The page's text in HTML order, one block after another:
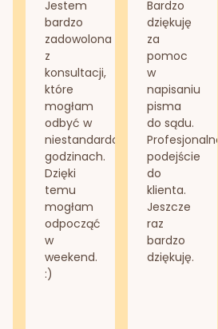
Jestem
bardzo
zadowolona
z
konsultacji,
które
mogłam
odbyć w
niestandardowych
godzinach.
Dzięki
temu
mogłam
odpocząć
w
weekend.
:)
Bardzo
dziękuję
za
pomoc
w
napisaniu
pisma
do sądu.
Profesjonalne
podejście
do
klienta.
Jeszcze
raz
bardzo
dziękuję.